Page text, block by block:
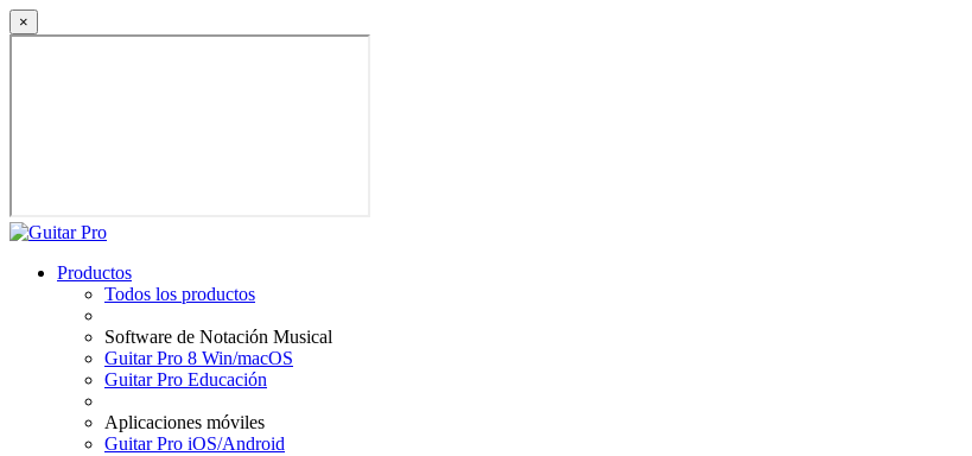
×
Productos
Todos los productos
Software de Notación Musical
Guitar Pro 8 Win/macOS
Guitar Pro Educación
Aplicaciones móviles
Guitar Pro iOS/Android